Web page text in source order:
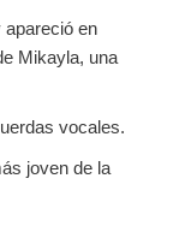
apareció en
Mikayla, una
vocales.
joven de la